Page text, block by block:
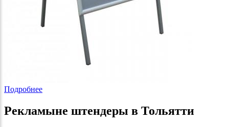
Подробнее
Рекламыне штендеры в Тольятти